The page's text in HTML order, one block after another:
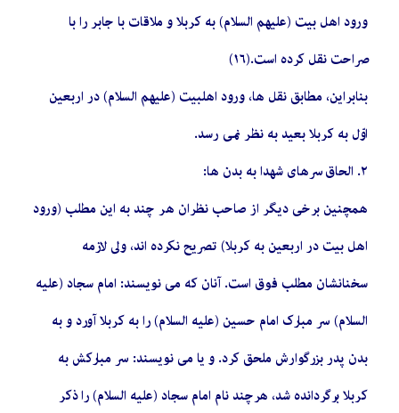
ورود اهل بیت (علیهم السلام) به کربلا و ملاقات با جابر را با
صراحت نقل کرده است.(١٦)
بنابراین، مطابق نقل‏ ها، ورود اهل‏بیت (علیهم السلام) در اربعین
اوّل به کربلا بعید به نظر نمى‏ رسد.
٢. الحاق سرهاى شهدا به بدن ‏ها:
همچنین برخى دیگر از صاحب نظران هر چند به این مطلب (ورود
اهل بیت در اربعین به کربلا) تصریح نکرده ‏اند، ولى لازمه
سخنانشان مطلب فوق است. آنان که مى‏ نویسند: امام سجاد (علیه
السلام) سر مبارک امام حسین (علیه السلام) را به کربلا آورد و به
بدن پدر بزرگوارش ملحق کرد. و یا مى‏ نویسند: سر مبارکش به
کربلا برگردانده شد، هرچند نام امام سجاد (علیه السلام) را ذکر